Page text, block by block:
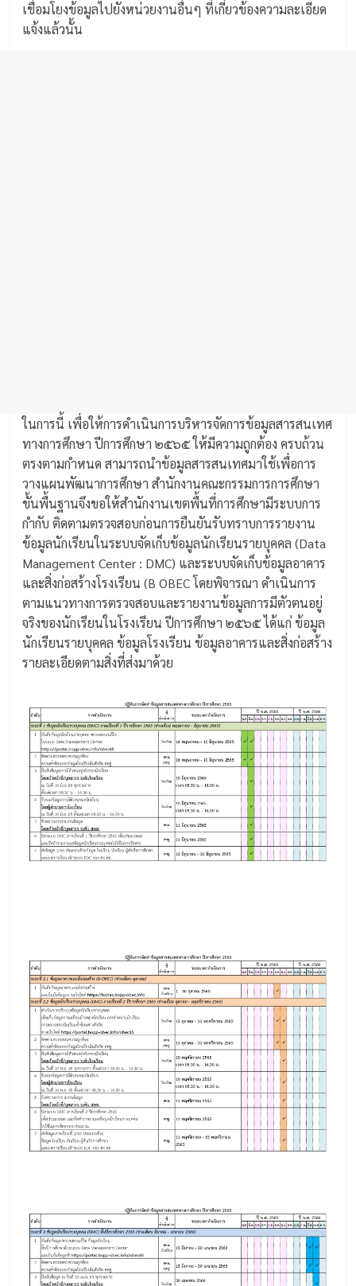
เชื่อมโยงข้อมูลไปยังหน่วยงานอื่นๆ ที่เกี่ยวข้องความละเอียด
แจ้งแล้วนั้น
ในการนี้ เพื่อให้การดำเนินการบริหารจัดการข้อมูลสารสนเทศ
ทางการศึกษา ปีการศึกษา ๒๕๖๕ ให้มีความถูกต้อง ครบถ้วน
ตรงตามกำหนด สามารถนำข้อมูลสารสนเทศมาใช้เพื่อการ
วางแผนพัฒนาการศึกษา สำนักงานคณะกรรมการการศึกษา
ขั้นพื้นฐานจึงขอให้สำนักงานเขตพื้นที่การศึกษามีระบบการ
กำกับ ติดตามตรวจสอบก่อนการยืนยันรับทราบการรายงาน
ข้อมูลนักเรียนในระบบจัดเก็บข้อมูลนักเรียนรายบุคคล (Data
Management Center : DMC) และระบบจัดเก็บข้อมูลอาคาร
และสิ่งก่อสร้างโรงเรียน (B OBEC โดยพิจารณา ดำเนินการ
ตามแนวทางการตรวจสอบและรายงานข้อมูลการมีตัวตนอยู่
จริงของนักเรียนในโรงเรียน ปีการศึกษา ๒๕๖๕ ได้แก่ ข้อมูล
นักเรียนรายบุคคล ข้อมูลโรงเรียน ข้อมูลอาคารและสิ่งก่อสร้าง
รายละเอียดตามสิ่งที่ส่งมาด้วย